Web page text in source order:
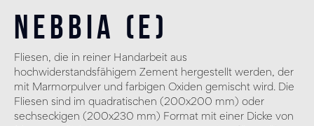
Nebbia (E)
Fliesen, die in reiner Handarbeit aus
hochwiderstandsfähigem Zement hergestellt werden, der
mit Marmorpulver und farbigen Oxiden gemischt wird. Die
Fliesen sind im quadratischen (200x200 mm) oder
sechseckigen (200x230 mm) Format mit einer Dicke von